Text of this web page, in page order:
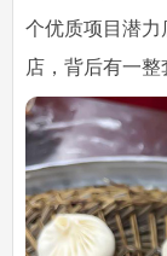
个优质项目潜
店，背后有一整